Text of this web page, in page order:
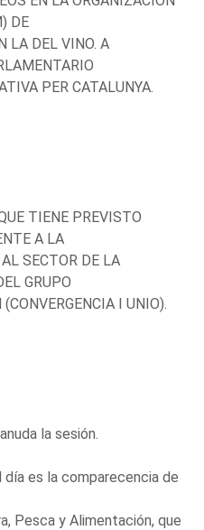
DE
LA DEL VINO. A
PER CATALUNYA.
TIENE PREVISTO
A LA
SECTOR DE LA
GRUPO
I UNIO).
la sesión.
es la comparecencia de
Pesca y Alimentación, que